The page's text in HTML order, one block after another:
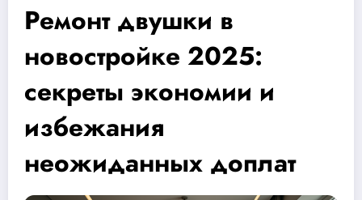
Ремонт двушки в
новостройке 2025:
секреты экономии и
избежания
неожиданных доплат